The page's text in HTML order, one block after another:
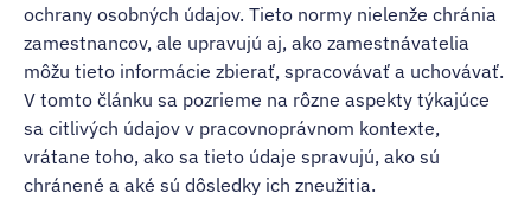
ochrany osobných údajov. Tieto normy nielenže chránia
zamestnancov, ale upravujú aj, ako zamestnávatelia
môžu tieto informácie zbierať, spracovávať a uchovávať.
V tomto článku sa pozrieme na rôzne aspekty týkajúce
sa citlivých údajov v pracovnoprávnom kontexte,
vrátane toho, ako sa tieto údaje spravujú, ako sú
chránené a aké sú dôsledky ich zneužitia.